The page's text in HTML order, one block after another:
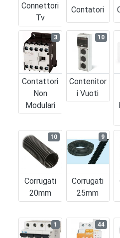
Connettori
Tv
Contatori
Contattori
Non
Modulari
3
Contenitor
I Vuoti
10
Corrugati
20mm
10
Corrugati
25mm
9
1 44